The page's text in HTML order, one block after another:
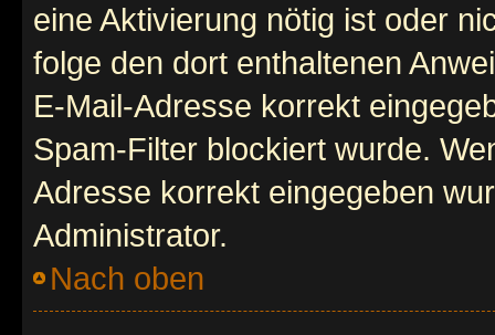
eine Aktivierung nötig ist oder
folge den dort enthaltenen
E-Mail-Adresse korrekt
Spam-Filter blockiert wurde.
Adresse korrekt eingegeben
Administrator.
Nach oben